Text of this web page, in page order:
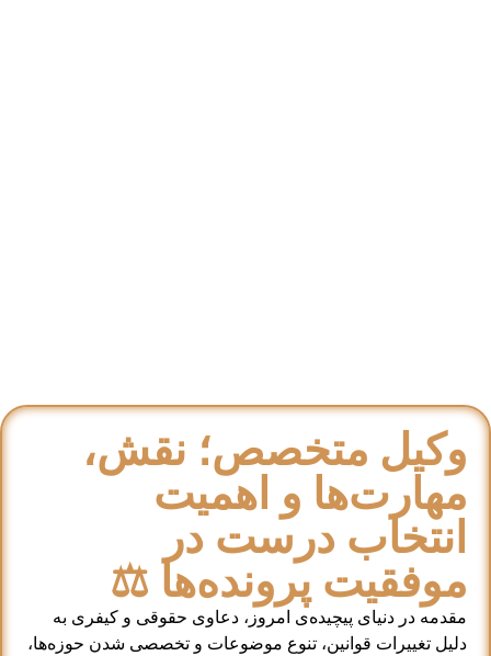
وکیل متخصص؛ نقش،
مهارت‌ها و اهمیت
انتخاب درست در
موفقیت پرونده‌ها ⚖️
مقدمه در دنیای پیچیده‌ی امروز، دعاوی حقوقی و کیفری به
دلیل تغییرات قوانین، تنوع موضوعات و تخصصی شدن حوزه‌ها،